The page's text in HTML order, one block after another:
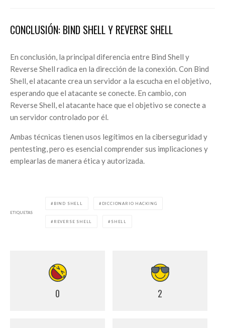
CONCLUSIÓN: BIND SHELL Y REVERSE SHELL
En conclusión, la principal diferencia entre Bind Shell y
Reverse Shell radica en la dirección de la conexión. Con Bind
Shell, el atacante crea un servidor a la escucha en el objetivo,
esperando que el atacante se conecte. En cambio, con
Reverse Shell, el atacante hace que el objetivo se conecte a
un servidor controlado por él.
Ambas técnicas tienen usos legítimos en la ciberseguridad y
pentesting, pero es esencial comprender sus implicaciones y
emplearlas de manera ética y autorizada.
ETIQUETAS
BIND SHELL DICCIONARIO HACKING
REVERSE SHELL SHELL
0 2